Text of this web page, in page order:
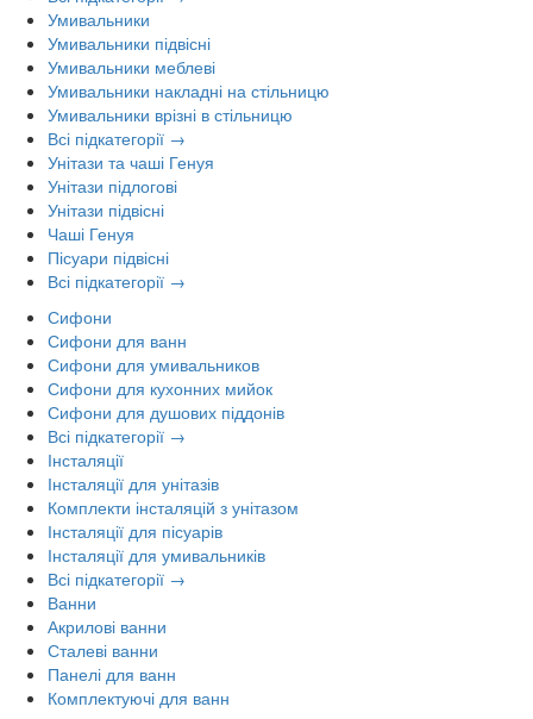
Умивальники
Умивальники підвісні
Умивальники меблеві
Умивальники накладні на стільницю
Умивальники врізні в стільницю
Всі підкатегорії →
Унітази та чаші Генуя
Унітази підлогові
Унітази підвісні
Чаші Генуя
Пісуари підвісні
Всі підкатегорії →
Сифони
Сифони для ванн
Сифони для умивальников
Сифони для кухонних мийок
Сифони для душових піддонів
Всі підкатегорії →
Інсталяції
Інсталяції для унітазів
Комплекти інсталяцій з унітазом
Інсталяції для пісуарів
Інсталяції для умивальників
Всі підкатегорії →
Ванни
Акрилові ванни
Сталеві ванни
Панелі для ванн
Комплектуючі для ванн